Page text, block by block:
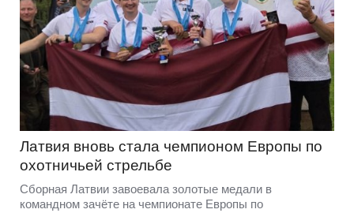
Латвия вновь стала чемпионом Европы по
охотничьей стрельбе
Сборная Латвии завоевала золотые медали в
командном зачёте на чемпионате Европы по